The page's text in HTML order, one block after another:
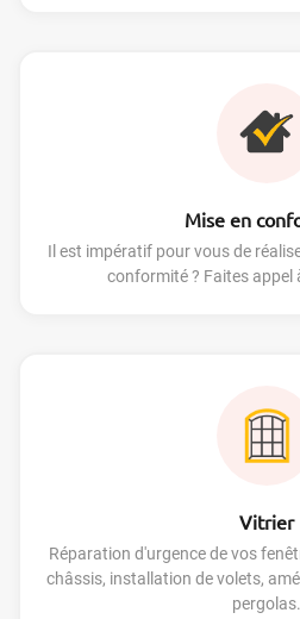
Mise en
Il est impératif pour vous de
conformité ? Faites appel
Vitrier
Réparation d'urgence de vos
châssis, installation de volets,
pergolas.